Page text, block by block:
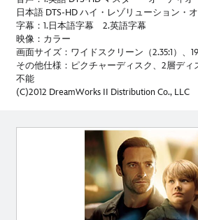
日本語 DTS-HD ハイ・レゾリューション・
字幕：1.日本語字幕 2.英語字幕
映像：カラー
画面サイズ：ワイドスクリーン（2.35:1）、
その他仕様：ピクチャーディスク、2層ディ
不能
(C)2012 DreamWorks II Distribution Co., LLC